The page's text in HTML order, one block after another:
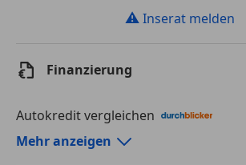
⚠ Inserat melden
Finanzierung
Autokredit vergleichen
Autokredit-Rechner von durchblicker.at
Mehr anzeigen